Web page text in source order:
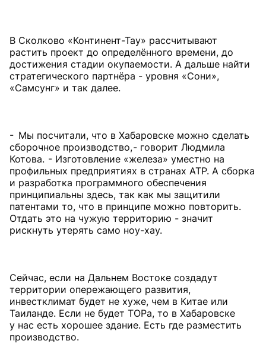
В Сколково «Континент-Тау» рассчитывают
растить проект до определённого времени, до
достижения стадии окупаемости. А дальше найти
стратегического партнёра - уровня «Сони»,
«Самсунг» и так далее.
- Мы посчитали, что в Хабаровске можно сделать
сборочное производство, - говорит Людмила
Котова. - Изготовление «железа» уместно на
профильных предприятиях в странах АТР. А сборка
и разработка программного обеспечения
принципиальны здесь, так как мы защитили
патентами то, что в принципе можно повторить.
Отдать это на чужую территорию - значит
рискнуть утерять само ноу-хау.
Сейчас, если на Дальнем Востоке создадут
территории опережающего развития,
инвестклимат будет не хуже, чем в Китае или
Таиланде. Если не будет ТОРа, то в Хабаровске
у нас есть хорошее здание. Есть где разместить
производство.